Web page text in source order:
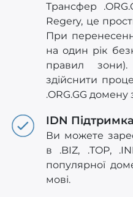
Трансфер
Regery, це
При
на один рік
правил
здійснити
.ORG.GG
IDN Підтримка
Ви можете
в .BIZ, .TOP,
популярної
мові.